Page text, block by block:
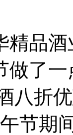
品酒
做了
八折
节期